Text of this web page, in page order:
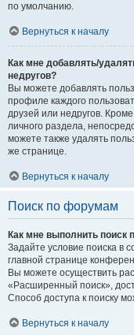
по умолчанию.
Вернуться к началу
Как мне добавлять/
недругов?
Вы можете добавлять
профиле каждого
друзей или недругов.
личного раздела,
можете также удалять
же странице.
Вернуться к началу
Поиск по форумам
Как мне выполнить
Задайте условие поиска в
главной странице
Вы можете осуществить
«Расширенный поиск»,
Способ доступа к поиску
Вернуться к началу